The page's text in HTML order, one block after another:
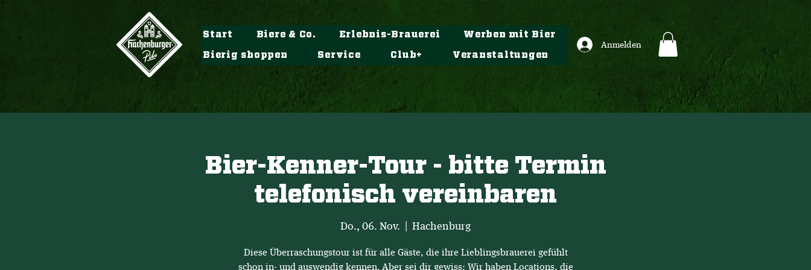
Start Biere & Co. Erlebnis-Brauerei Werben mit Bier
Bierig shoppen Service Club+ Veranstaltungen
Anmelden
Bier-Kenner-Tour - bitte Termin
telefonisch vereinbaren
Do., 06. Nov. Hachenburg
Diese Überraschungstour ist für alle Gäste, die ihre Lieblingsbrauerei gefühlt
schon in- und auswendig kennen. Aber sei dir gewiss: Wir haben Locations, die